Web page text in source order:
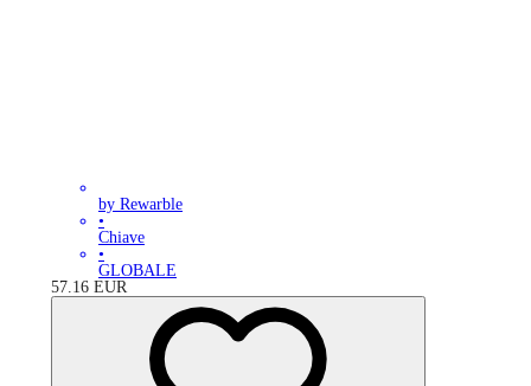
by Rewarble
•
Chiave
•
GLOBALE
57.16 EUR